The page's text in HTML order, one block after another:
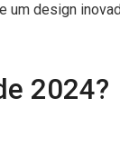
um design
2024?